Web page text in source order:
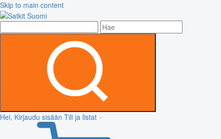
Skip to main content
Hei, Kirjaudu sisään Tili ja listat